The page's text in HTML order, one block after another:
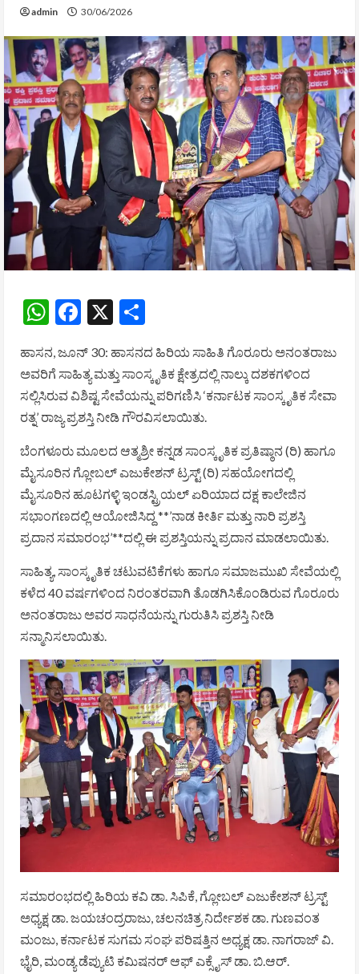
admin 30/06/2026
WhatsApp
Facebook
X
ಹಾಸನ, ಜೂನ್ 30: ಹಾಸನದ ಹಿರಿಯ ಸಾಹಿತಿ ಗೊರೂರು ಅನಂತರಾಜು
ಅವರಿಗೆ ಸಾಹಿತ್ಯ ಮತ್ತು ಸಾಂಸ್ಕೃತಿಕ ಕ್ಷೇತ್ರದಲ್ಲಿ ನಾಲ್ಕು ದಶಕಗಳಿಂದ
ಸಲ್ಲಿಸಿರುವ ವಿಶಿಷ್ಟ ಸೇವೆಯನ್ನು ಪರಿಗಣಿಸಿ ‘ಕರ್ನಾಟಕ ಸಾಂಸ್ಕೃತಿಕ ಸೇವಾ
ರತ್ನ’ ರಾಜ್ಯ ಪ್ರಶಸ್ತಿ ನೀಡಿ ಗೌರವಿಸಲಾಯಿತು.
ಬೆಂಗಳೂರು ಮೂಲದ ಆತ್ಮಶ್ರೀ ಕನ್ನಡ ಸಾಂಸ್ಕೃತಿಕ ಪ್ರತಿಷ್ಠಾನ (ರಿ) ಹಾಗೂ
ಮೈಸೂರಿನ ಗ್ಲೋಬಲ್ ಎಜುಕೇಶನ್ ಟ್ರಸ್ಟ್ (ರಿ) ಸಹಯೋಗದಲ್ಲಿ
ಮೈಸೂರಿನ ಹೂಟಗಳ್ಳಿ ಇಂಡಸ್ಟ್ರಿಯಲ್ ಏರಿಯಾದ ದಕ್ಷ ಕಾಲೇಜಿನ
ಸಭಾಂಗಣದಲ್ಲಿ ಆಯೋಜಿಸಿದ್ದ **’ನಾಡ ಕೀರ್ತಿ ಮತ್ತು ನಾರಿ ಪ್ರಶಸ್ತಿ
ಪ್ರದಾನ ಸಮಾರಂಭ’**ದಲ್ಲಿ ಈ ಪ್ರಶಸ್ತಿಯನ್ನು ಪ್ರದಾನ ಮಾಡಲಾಯಿತು.
ಸಾಹಿತ್ಯ, ಸಾಂಸ್ಕೃತಿಕ ಚಟುವಟಿಕೆಗಳು ಹಾಗೂ ಸಮಾಜಮುಖಿ ಸೇವೆಯಲ್ಲಿ
ಕಳೆದ 40 ವರ್ಷಗಳಿಂದ ನಿರಂತರವಾಗಿ ತೊಡಗಿಸಿಕೊಂಡಿರುವ ಗೊರೂರು
ಅನಂತರಾಜು ಅವರ ಸಾಧನೆಯನ್ನು ಗುರುತಿಸಿ ಪ್ರಶಸ್ತಿ ನೀಡಿ
ಸನ್ಮಾನಿಸಲಾಯಿತು.
ಸಮಾರಂಭದಲ್ಲಿ ಹಿರಿಯ ಕವಿ ಡಾ. ಸಿಪಿಕೆ, ಗ್ಲೋಬಲ್ ಎಜುಕೇಶನ್ ಟ್ರಸ್ಟ್
ಅಧ್ಯಕ್ಷ ಡಾ. ಜಯಚಂದ್ರರಾಜು, ಚಲನಚಿತ್ರ ನಿರ್ದೇಶಕ ಡಾ. ಗುಣವಂತ
ಮಂಜು, ಕರ್ನಾಟಕ ಸುಗಮ ಸಂಘ ಪರಿಷತ್ತಿನ ಅಧ್ಯಕ್ಷ ಡಾ. ನಾಗರಾಜ್ ವಿ.
ಭೈರಿ, ಮಂಡ್ಯ ಡೆಪ್ಯುಟಿ ಕಮಿಷನರ್ ಆಫ್ ಎಕ್ಸೈಸ್ ಡಾ. ಬಿ.ಆರ್.